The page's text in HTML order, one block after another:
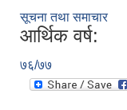
सूचना तथा समाचार
आर्थिक वर्ष:
७६/७७